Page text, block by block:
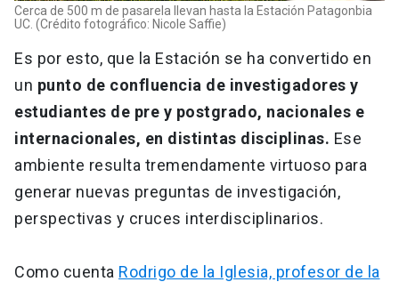
Cerca de 500 m de pasarela llevan hasta la Estación Patagonbia
UC. (Crédito fotográfico: Nicole Saffie)
Es por esto, que la Estación se ha convertido en
un punto de confluencia de investigadores y
estudiantes de pre y postgrado, nacionales e
internacionales, en distintas disciplinas. Ese
ambiente resulta tremendamente virtuoso para
generar nuevas preguntas de investigación,
perspectivas y cruces interdisciplinarios.
Como cuenta Rodrigo de la Iglesia, profesor de la